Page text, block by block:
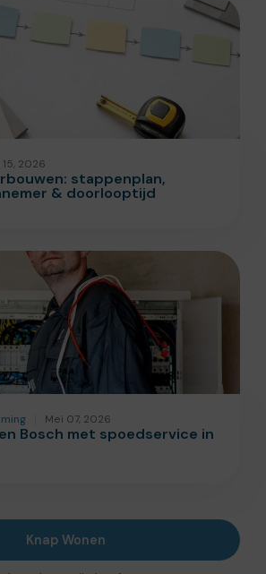
15, 2026
stappenplan,
& doorlooptijd
Mei 07, 2026
Bosch met spoedservice in
Knap Wonen